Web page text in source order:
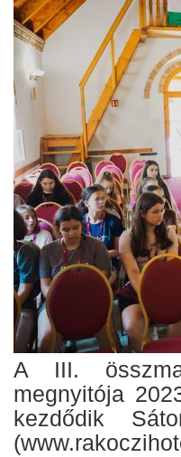
A III.
megnyitója
kezdődik